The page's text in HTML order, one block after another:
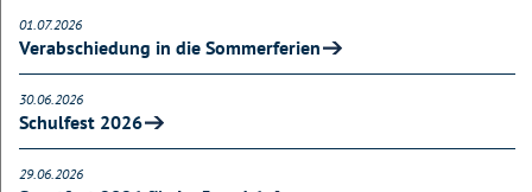
01.07.2026
Verabschiedung in die Sommerferien
30.06.2026
Schulfest 2026
29.06.2026